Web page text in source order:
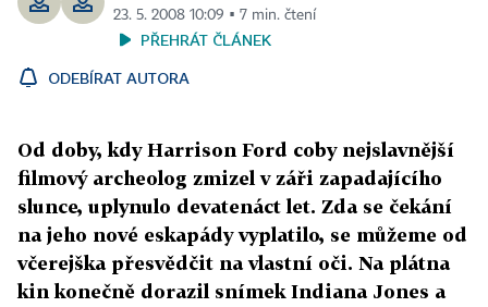
23. 5. 2008 10:09 ▪ 7 min. čtení
PŘEHRÁT ČLÁNEK
ODEBÍRAT AUTORA
Od doby, kdy Harrison Ford coby nejslavnější
filmový archeolog zmizel v záři zapadajícího
slunce, uplynulo devatenáct let. Zda se čekání
na jeho nové eskapády vyplatilo, se můžeme od
včerejška přesvědčit na vlastní oči. Na plátna
kin konečně dorazil snímek Indiana Jones a